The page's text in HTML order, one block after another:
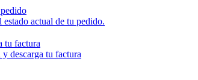
estado actual de tu pedido.
tu factura
descarga tu factura